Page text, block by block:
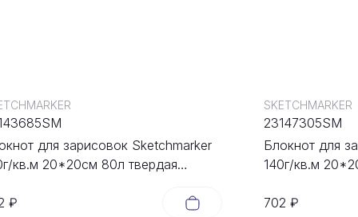
₽
для зарисовок Sketchmarker
кв.м 20*20cм 80л твердая
702 ₽
Блокнот для
140г/кв.м
SKETCHMARKER
23147305SM